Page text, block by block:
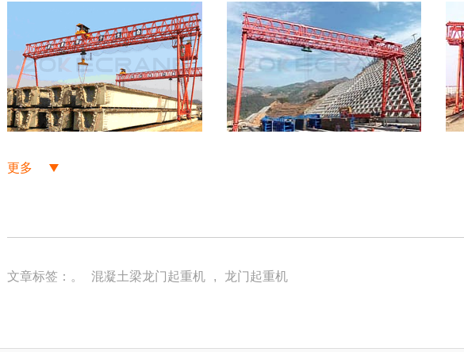
更多
文章标签：。 混凝土梁龙门起重机 , 龙门起重机